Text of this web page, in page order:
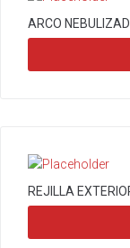
ARCO
REJILLA